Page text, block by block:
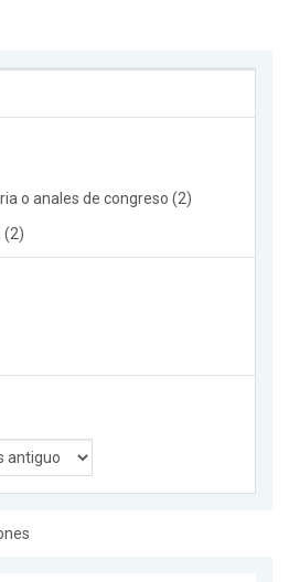
o anales de congreso (2)
(2)